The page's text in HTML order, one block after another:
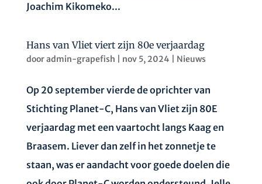
Joachim Kikomeko...
Hans van Vliet viert zijn 80e verjaardag
dooradmin-grapefish nov 5, 2024 Nieuws
Op 20 september vierde de oprichter van
Stichting Planet-C, Hans van Vliet zijn 80E
verjaardag met een vaartocht langs Kaag en
Braasem. Liever dan zelf in het zonnetje te
staan, was er aandacht voor goede doelen die